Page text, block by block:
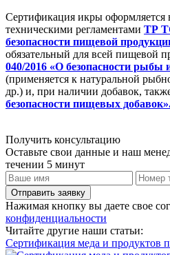
Сертификация икры оформляется
техническими регламентами ТР
безопасности пищевой
обязательный для всей пищевой
040/2016 «О безопасности рыбы
(применяется к натуральной
др.) и, при наличии добавок,
безопасности пищевых
Получить консультацию
Оставьте свои данные и наш
течении 5 минут
Отправить заявку
Нажимая кнопку вы даете свое
конфиденциальности
Читайте другие наши статьи:
Сертификация меда и продуктов